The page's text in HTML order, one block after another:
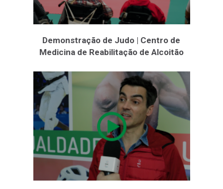
Demonstração de Judo | Centro de
Medicina de Reabilitação de Alcoitão